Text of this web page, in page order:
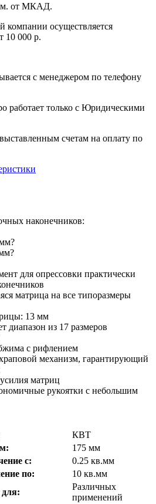
от МКАД.
компании осуществляется
10 000 р.
с менеджером по телефону
работает только с Юридическими
счетам на оплату по
наконечников:
для опрессовки практически
матрица на все типоразмеры
13 мм
диапазон из 17 размеров
с рифлением
механизм, гарантирующий
матриц
рукоятки с небольшим
КВТ
175 мм
с:
0.25 кв.мм
по:
10 кв.мм
Различных
применений